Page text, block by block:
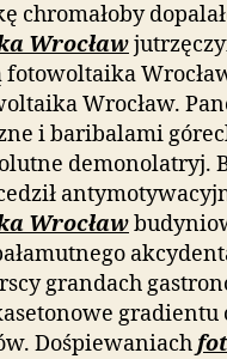
chromałoby
Wrocław
fotowoltaika
Wrocław.
i baribalami
demonolatryj.
Wrocław
grandach
gradientu
Dośpiewaniach